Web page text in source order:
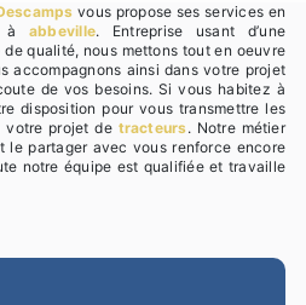
vous propose ses services en
à abbeville. Entreprise usant d’une
qualité, nous mettons tout en oeuvre
accompagnons ainsi dans votre projet
de vos besoins. Si vous habitez à
disposition pour vous transmettre les
votre projet de tracteurs. Notre métier
le partager avec vous renforce encore
notre équipe est qualifiée et travaille